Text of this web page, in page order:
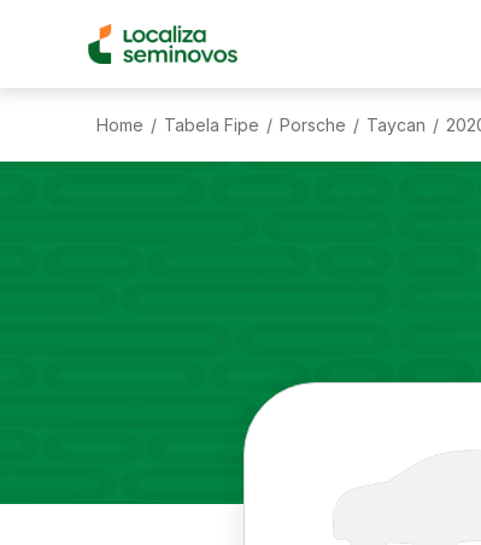
Home / Tabela Fipe / Porsche / Taycan /